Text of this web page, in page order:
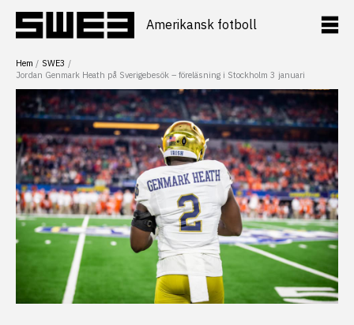
innehåll
Amerikansk fotboll
Hem
SWE3
Jordan Genmark Heath på Sverigebesök – föreläsning i Stockholm 3 januari